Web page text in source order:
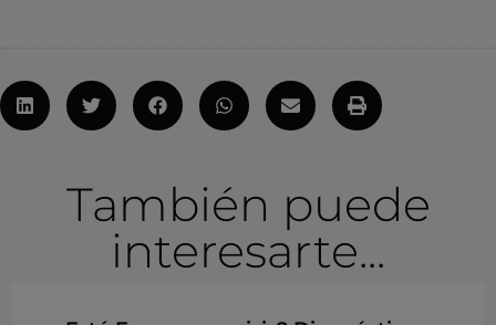
También puede
interesarte...